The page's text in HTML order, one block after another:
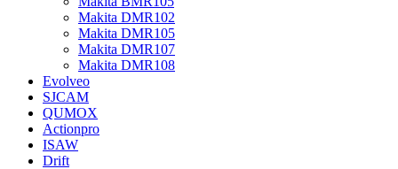
Makita DMR102
Makita DMR105
Makita DMR107
Makita DMR108
Evolveo
SJCAM
QUMOX
Actionpro
ISAW
Drift